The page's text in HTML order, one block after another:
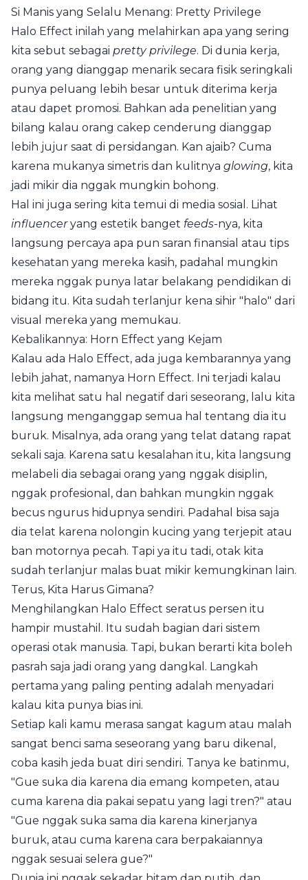
Si Manis yang Selalu Menang: Pretty Privilege
Halo Effect inilah yang melahirkan apa yang sering
kita sebut sebagai pretty privilege. Di dunia kerja,
orang yang dianggap menarik secara fisik seringkali
punya peluang lebih besar untuk diterima kerja
atau dapet promosi. Bahkan ada penelitian yang
bilang kalau orang cakep cenderung dianggap
lebih jujur saat di persidangan. Kan ajaib? Cuma
karena mukanya simetris dan kulitnya glowing, kita
jadi mikir dia nggak mungkin bohong.
Hal ini juga sering kita temui di media sosial. Lihat
influenceryang estetik banget feeds-nya, kita
langsung percaya apa pun saran finansial atau tips
kesehatan yang mereka kasih, padahal mungkin
mereka nggak punya latar belakang pendidikan di
bidang itu. Kita sudah terlanjur kena sihir "halo" dari
visual mereka yang memukau.
Kebalikannya: Horn Effect yang Kejam
Kalau ada Halo Effect, ada juga kembarannya yang
lebih jahat, namanya Horn Effect. Ini terjadi kalau
kita melihat satu hal negatif dari seseorang, lalu kita
langsung menganggap semua hal tentang dia itu
buruk. Misalnya, ada orang yang telat datang rapat
sekali saja. Karena satu kesalahan itu, kita langsung
melabeli dia sebagai orang yang nggak disiplin,
nggak profesional, dan bahkan mungkin nggak
becus ngurus hidupnya sendiri. Padahal bisa saja
dia telat karena nolongin kucing yang terjepit atau
ban motornya pecah. Tapi ya itu tadi, otak kita
sudah terlanjur malas buat mikir kemungkinan lain.
Terus, Kita Harus Gimana?
Menghilangkan Halo Effect seratus persen itu
hampir mustahil. Itu sudah bagian dari sistem
operasi otak manusia. Tapi, bukan berarti kita boleh
pasrah saja jadi orang yang dangkal. Langkah
pertama yang paling penting adalah menyadari
kalau kita punya bias ini.
Setiap kali kamu merasa sangat kagum atau malah
sangat benci sama seseorang yang baru dikenal,
coba kasih jeda buat diri sendiri. Tanya ke batinmu,
"Gue suka dia karena dia emang kompeten, atau
cuma karena dia pakai sepatu yang lagi tren?" atau
"Gue nggak suka sama dia karena kinerjanya
buruk, atau cuma karena cara berpakaiannya
nggak sesuai selera gue?"